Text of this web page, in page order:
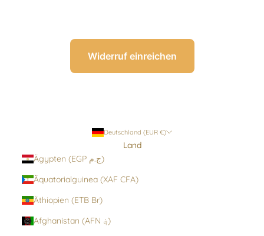
Widerruf einreichen
Deutschland (EUR €)
Land
Ägypten (EGP ج.م)
Äquatorialguinea (XAF CFA)
Äthiopien (ETB Br)
Afghanistan (AFN ؋)